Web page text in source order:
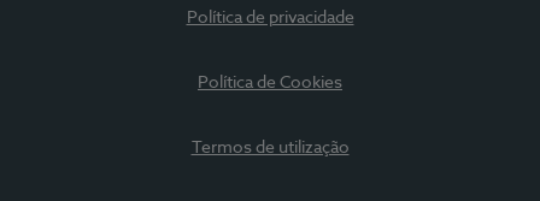
Política de privacidade
Política de Cookies
Termos de utilização